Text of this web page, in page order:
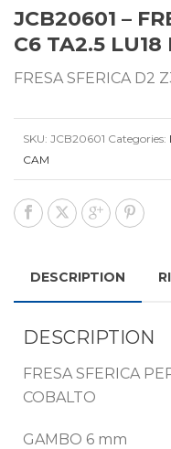
JCB20601 –
C6 TA2.5 LU18
FRESA SFERICA D2
SKU: JCB20601 Categories:
CAM
DESCRIPTION
DESCRIPTION
FRESA SFERICA
COBALTO
GAMBO 6 mm